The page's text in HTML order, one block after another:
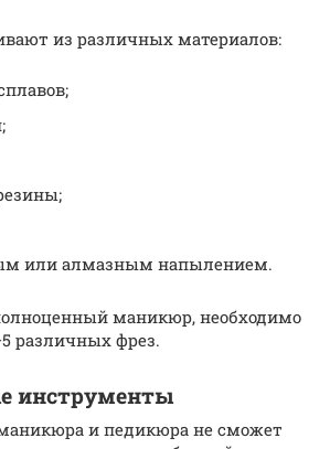
из различных материалов:
или алмазным напылением.
маникюр, необходимо
различных фрез.
инструменты
и педикюра не сможет